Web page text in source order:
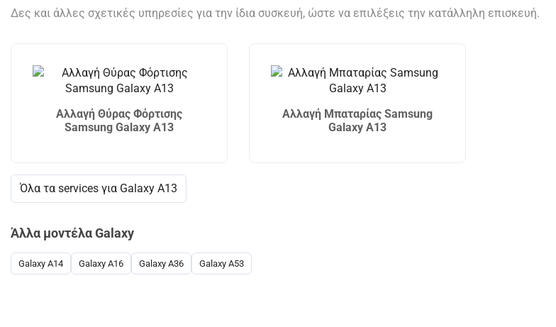
Δες και άλλες σχετικές υπηρεσίες για την ίδια συσκευή, ώστε να επιλέξεις την κατάλληλη επισκευή.
Αλλαγή Θύρας Φόρτισης
Samsung Galaxy A13
Αλλαγή Μπαταρίας Samsung
Galaxy A13
Όλα τα services για Galaxy A13
Άλλα μοντέλα Galaxy
Galaxy A14 Galaxy A16 Galaxy A36 Galaxy A53